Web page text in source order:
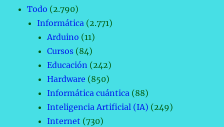
Todo (2.790)
Informática (2.771)
Arduino (11)
Cursos (84)
Educación (242)
Hardware (850)
Informática cuántica (88)
Inteligencia Artificial (IA) (249)
Internet (730)